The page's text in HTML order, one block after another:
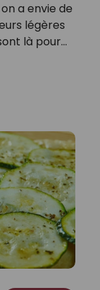
a envie de
légères
là pour…